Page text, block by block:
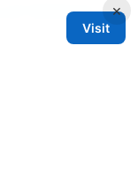
wf 1000xm4
×
Visit